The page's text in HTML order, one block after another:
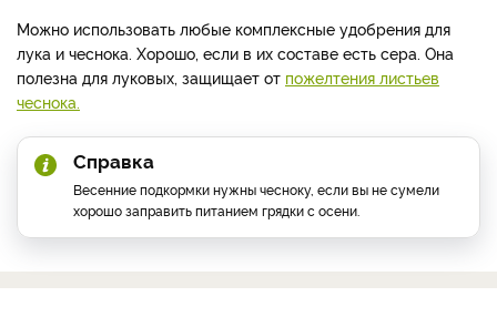
Можно использовать любые комплексные удобрения для
лука и чеснока. Хорошо, если в их составе есть сера. Она
полезна для луковых, защищает от пожелтения листьев
чеснока.
Справка
Весенние подкормки нужны чесноку, если вы не сумели
хорошо заправить питанием грядки с осени.